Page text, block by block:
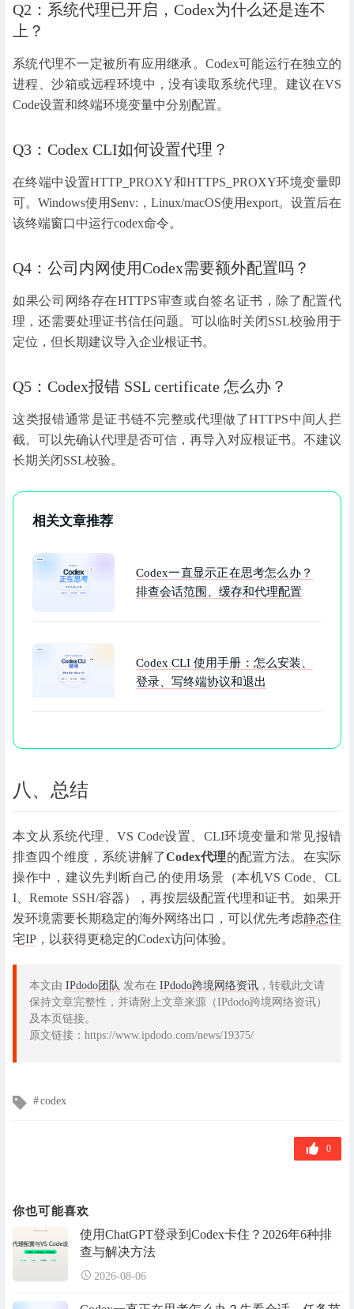
Q2：系统代理已开启，Codex为什么还是连不
上？
系统代理不一定被所有应用继承。Codex可能运行在独立的
进程、沙箱或远程环境中，没有读取系统代理。建议在VS
Code设置和终端环境变量中分别配置。
Q3：Codex CLI如何设置代理？
在终端中设置HTTP_PROXY和HTTPS_PROXY环境变量即
可。Windows使用$env:，Linux/macOS使用export。设置后在
该终端窗口中运行codex命令。
Q4：公司内网使用Codex需要额外配置吗？
如果公司网络存在HTTPS审查或自签名证书，除了配置代
理，还需要处理证书信任问题。可以临时关闭SSL校验用于
定位，但长期建议导入企业根证书。
Q5：Codex报错 SSL certificate 怎么办？
这类报错通常是证书链不完整或代理做了HTTPS中间人拦
截。可以先确认代理是否可信，再导入对应根证书。不建议
长期关闭SSL校验。
相关文章推荐
Codex一直显示正在思考怎么办？
排查会话范围、缓存和代理配置
Codex CLI 使用手册：怎么安装、
登录、写终端协议和退出
八、总结
本文从系统代理、VS Code设置、CLI环境变量和常见报错
排查四个维度，系统讲解了Codex代理的配置方法。在实际
操作中，建议先判断自己的使用场景（本机VS Code、CL
I、Remote SSH/容器），再按层级配置代理和证书。如果开
发环境需要长期稳定的海外网络出口，可以优先考虑静态住
宅IP ，以获得更稳定的Codex访问体验。
本文由 IPdodo团队 发布在 IPdodo跨境网络资讯 ，转载此文请
保持文章完整性，并请附上文章来源（IPdodo跨境网络资讯）
及本页链接。
原文链接：https://www.ipdodo.com/news/19375/
文codex
0
你也可能喜欢
使用ChatGPT登录到Codex卡住？2026年6种排
查与解决方法
2026-08-06